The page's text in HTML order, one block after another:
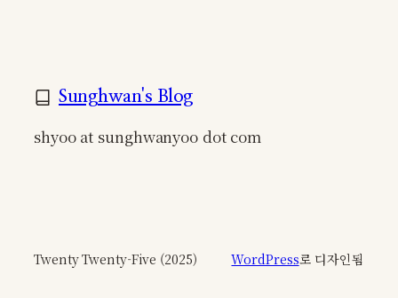
Sunghwan's Blog
shyoo at sunghwanyoo dot com
Twenty Twenty-Five (2025) WordPress로 디자인됨